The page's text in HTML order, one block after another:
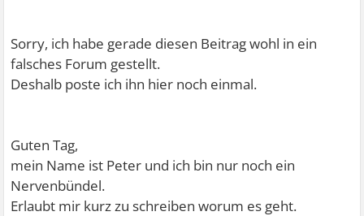
Sorry, ich habe gerade diesen Beitrag wohl in ein
falsches Forum gestellt.
Deshalb poste ich ihn hier noch einmal.
Guten Tag,
mein Name ist Peter und ich bin nur noch ein
Nervenbündel.
Erlaubt mir kurz zu schreiben worum es geht.